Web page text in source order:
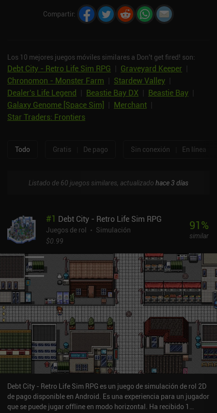
Compartir:
Los 10 mejores juegos móviles similares a Don't get fired! son:
Debt City - Retro Life Sim RPG Graveyard Keeper
Chronomon - Monster Farm
Stardew Valley
Dealer's Life Legend
Beastie Bay DX Beastie Bay
Galaxy Genome [Space Sim]
Merchant
Star Traders: Frontiers
Todo Gratis De pago Sin conexión En línea
Listado de 60 juegos similares, actualizado hace 3 días
#1 Debt City - Retro Life Sim RPG
Juegos de rol
Simulación
$0.99
91%
similar
Debt City - Retro Life Sim RPG es un juego de simulación de rol 2D
de pago disponible en Android. Es una experiencia para un jugador
que se puede jugar offline en modo horizontal. Ha recibido 1